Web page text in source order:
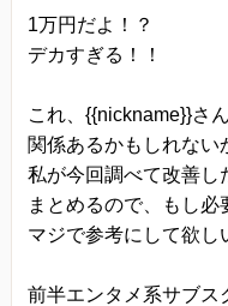
1万円だよ！？
デカすぎる！！
これ、{{nickname}}さ
関係あるかもしれない
私が今回調べて改善し
まとめるので、もし必
マジで参考にして欲し
前半エンタメ系サブス